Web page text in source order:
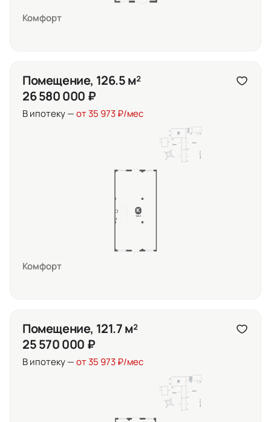
Комфорт
Помещение, 126.5 м²
26 580 000 ₽
В ипотеку —от 35 973 ₽/мес
Комфорт
Помещение, 121.7 м²
25 570 000 ₽
В ипотеку —от 35 973 ₽/мес